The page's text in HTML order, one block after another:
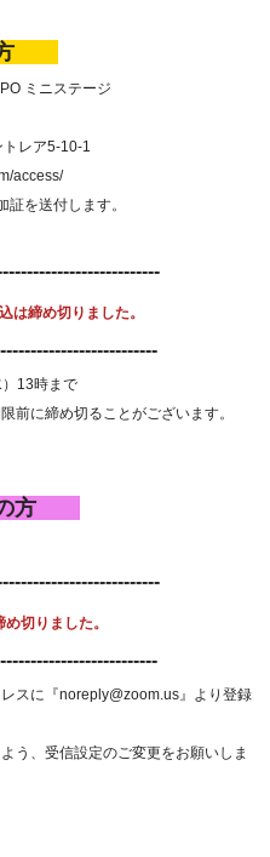
方
ミニステージ
レア5-10-1
access/
を送付します。
は締め切りました。
13時まで
前に締め切ることがございます。
の方
切りました。
スに『noreply@zoom.us』より登録
う、受信設定のご変更をお願いしま